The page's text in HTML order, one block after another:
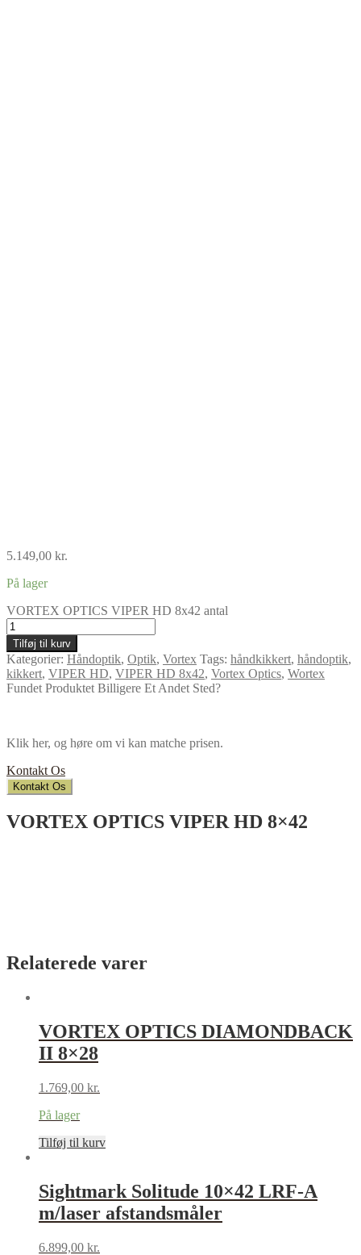
5.149,00 kr.
På lager
VORTEX OPTICS VIPER HD 8x42 antal
Tilføj til kurv
Kategorier: Håndoptik, Optik, Vortex Tags: håndkikkert, håndoptik,
kikkert, VIPER HD, VIPER HD 8x42, Vortex Optics, Wortex
Fundet Produktet Billigere Et Andet Sted?
Klik her, og høre om vi kan matche prisen.
Kontakt Os
Kontakt Os
VORTEX OPTICS VIPER HD 8×42
Relaterede varer
VORTEX OPTICS DIAMONDBACK
II 8×28
1.769,00 kr.
På lager
Tilføj til kurv
Sightmark Solitude 10×42 LRF-A
m/laser afstandsmåler
6.899,00 kr.